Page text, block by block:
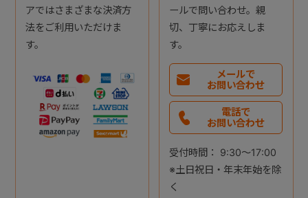
アではさまざまな決済方
法をご利用いただけま
す。
ールで問い合わせ。親
切、丁寧にお応えしま
す。
メールで
お問い合わせ
電話で
お問い合わせ
受付時間： 9:30～17:00
※土日祝日・年末年始を除
く